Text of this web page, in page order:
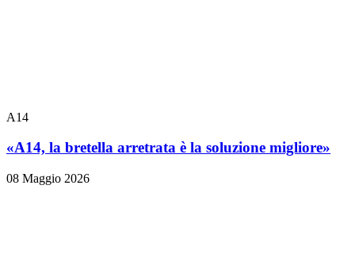
A14
«A14, la bretella arretrata è la soluzione migliore»
08 Maggio 2026